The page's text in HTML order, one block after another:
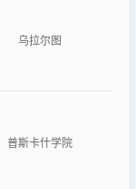
乌拉尔图
普斯卡什学院